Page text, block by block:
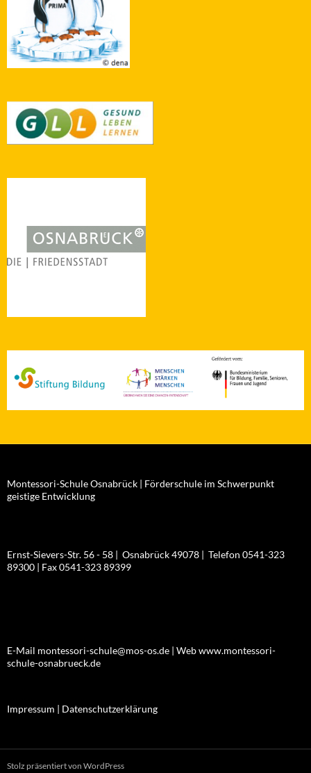
Montessori-Schule Osnabrück | Förderschule im Schwerpunkt
geistige Entwicklung
Ernst-Sievers-Str. 56 - 58 | Osnabrück 49078 | Telefon 0541-323
89300 | Fax 0541-323 89399
E-Mail montessori-schule@mos-os.de | Web www.montessori-
schule-osnabrueck.de
Impressum | Datenschutzerklärung
Stolz präsentiert von WordPress